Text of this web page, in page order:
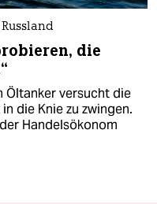
die
Öltanker versucht die
die Knie zu zwingen.
Handelsökonom